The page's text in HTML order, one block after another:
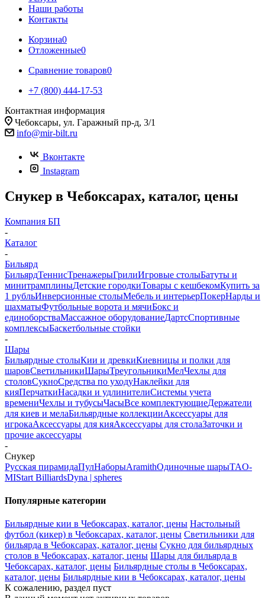
Наши работы
Контакты
Корзина0
Отложенные0
Сравнение товаров0
+7 (800) 444-17-53
Контактная информация
Чебоксары, ул. Гаражный пр-д, 3/1
info@mir-bilt.ru
Вконтакте
Instagram
Снукер в Чебоксарах, каталог, цены
Компания БП
-
Каталог
-
Бильярд
БильярдТеннисТренажерыГрилиИгровые столыБатуты и
минитрамплиныДетские городкиТовары с кешбекомКупить за
1 рубльИнверсионные столыМебель и интерьерПокерНарды и
шахматыФутбольные ворота и мячиБокс и
единоборстваМассажное оборудованиеДартсСпортивные
комплексыБаскетбольные стойки
-
Шары
Бильярдные столыКии и древкиКиевницы и полки для
шаровСветильникиШарыТреугольникиМелЧехлы для
столовСукноСредства по уходуНаклейки для
кияПерчаткиНасадки и удлинителиСистемы учета
времениЧехлы и тубусыЧасыВсе комплектующиеДержатели
для киев и мелаБильярдные коллекцииАксессуары для
игрокаАксессуары для кияАксессуары для столаЗаточки и
прочие аксессуары
-
Снукер
Русская пирамидаПулНаборыAramithОдиночные шарыTAO-
MIStart BilliardsDyna | spheres
Популярные категории
Бильярдные кии в Чебоксарах, каталог, цены Настольный
футбол (кикер) в Чебоксарах, каталог, цены Светильники для
бильярда в Чебоксарах, каталог, цены Сукно для бильярдных
столов в Чебоксарах, каталог, цены Шары для бильярда в
Чебоксарах, каталог, цены Бильярдные столы в Чебоксарах,
каталог, цены Бильярдные кии в Чебоксарах, каталог, цены
К сожалению, раздел пуст